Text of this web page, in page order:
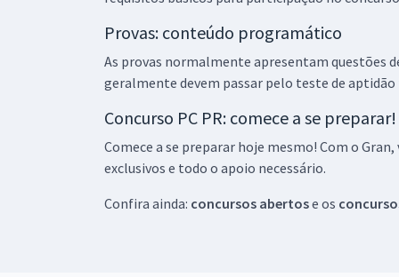
Provas: conteúdo programático
As provas normalmente apresentam questões
geralmente devem passar pelo teste de aptidão
Concurso PC PR: comece a se preparar!
Comece a se preparar hoje mesmo! Com o
exclusivos e todo o apoio necessário.
Confira ainda: concursos abertose os